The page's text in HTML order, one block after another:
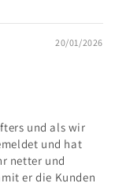
20/01/2026
und als wir
und hat
netter und
er die Kunden